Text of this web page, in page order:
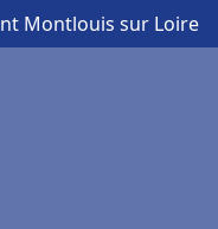
Montlouis sur Loire